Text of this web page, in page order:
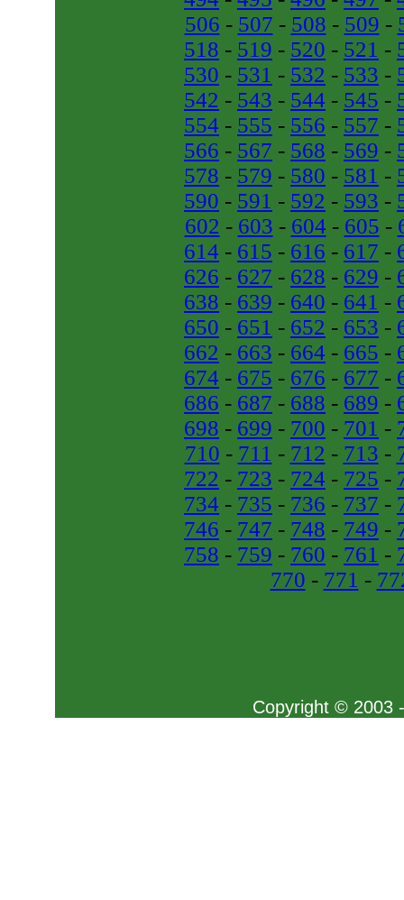
506 - 507 - 508 - 509 -
518 - 519 - 520 - 521 -
530 - 531 - 532 - 533 -
542 - 543 - 544 - 545 -
554 - 555 - 556 - 557 -
566 - 567 - 568 - 569 -
578 - 579 - 580 - 581 -
590 - 591 - 592 - 593 -
602 - 603 - 604 - 605 -
614 - 615 - 616 - 617 -
626 - 627 - 628 - 629 -
638 - 639 - 640 - 641 -
650 - 651 - 652 - 653 -
662 - 663 - 664 - 665 -
674 - 675 - 676 - 677 -
686 - 687 - 688 - 689 -
698 - 699 - 700 - 701 -
710 - 711 - 712 - 713 -
722 - 723 - 724 - 725 -
734 - 735 - 736 - 737 -
746 - 747 - 748 - 749 -
758 - 759 - 760 - 761 -
770 - 771 -
Copyright © 2003